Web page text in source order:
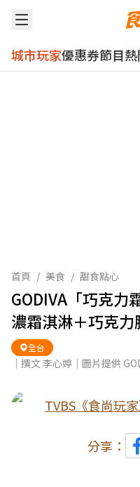
城市玩家優惠券節目
首頁 / 美食 / 甜食點心
GODIVA「巧克力
濃霜淇淋＋巧克
全台
｜撰文 李心婷｜圖片提供
TVBS《食尚玩
分享：